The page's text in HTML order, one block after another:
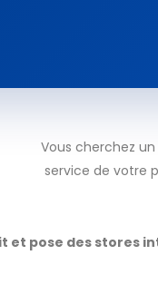
Vous cherchez
service de votre
et pose des stores